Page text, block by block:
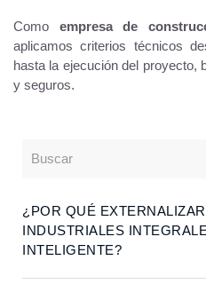
Como empresa de
aplicamos criterios técnicos
hasta la ejecución del proyecto,
y seguros.
¿POR QUÉ
INDUSTRIALES
INTELIGENTE?